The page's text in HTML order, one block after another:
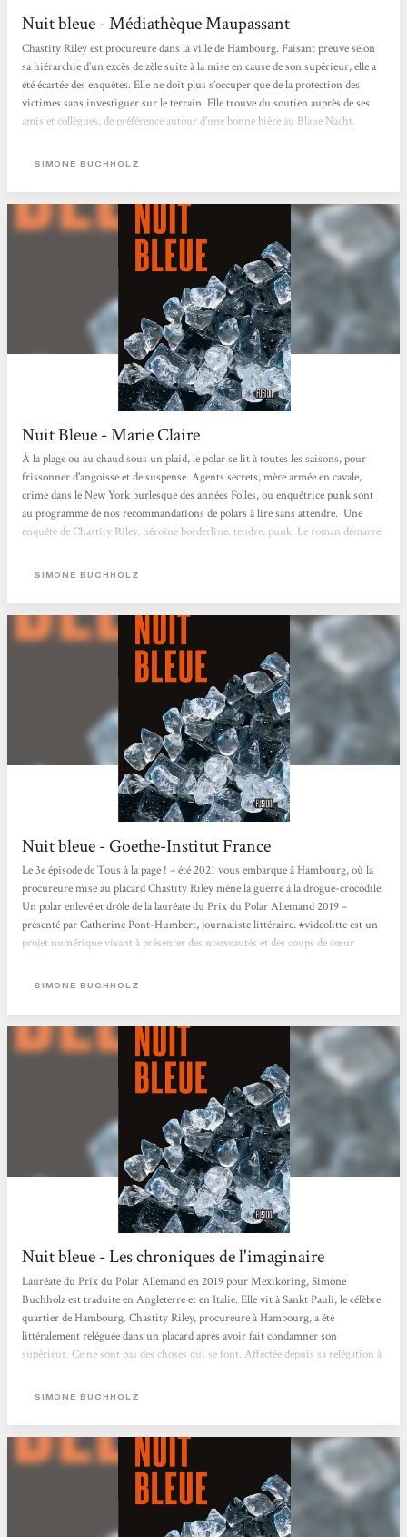
Nuit bleue - Médiathèque Maupassant
Chastity Riley est procureure dans la ville de Hambourg. Faisant preuve selon
sa hiérarchie d’un excès de zèle suite à la mise en cause de son supérieur, elle a
été écartée des enquêtes. Elle ne doit plus s’occuper que de la protection des
victimes sans investiguer sur le terrain. Elle trouve du soutien auprès de ses
amis et collègues, de préférence autour d’une bonne bière au Blaue Nacht.
coupé se présente, elle comprend rapidement qu’il ne s’agit...
SIMONE BUCHHOLZ
Nuit Bleue - Marie Claire
À la plage ou au chaud sous un plaid, le polar se lit à toutes les saisons, pour
frissonner d'angoisse et de suspense. Agents secrets, mère armée en cavale,
crime dans le New York burlesque des années Folles, ou enquêtrice punk sont
au programme de nos recommandations de polars à lire sans attendre. Une
enquête de Chastity Riley, héroïne borderline, tendre, punk. Le roman démarre
week end, n’importe quoi… une idée complètement débile…partir seule à la
SIMONE BUCHHOLZ
Nuit bleue - Goethe-Institut France
Le 3e épisode de Tous à la page ! – été 2021 vous embarque à Hambourg, où la
procureure mise au placard Chastity Riley mène la guerre á la drogue-crocodile.
Un polar enlevé et drôle de la lauréate du Prix du Polar Allemand 2019 –
présenté par Catherine Pont-Humbert, journaliste littéraire. #videolitte est un
projet numérique visant à présenter des nouveautés et des coups de cœur
nouveaux livres dans une vidéo à travers...
SIMONE BUCHHOLZ
Nuit bleue - Les chroniques de l'imaginaire
Lauréate du Prix du Polar Allemand en 2019 pour Mexikoring, Simone
Buchholz est traduite en Angleterre et en Italie. Elle vit à Sankt Pauli, le célèbre
quartier de Hambourg. Chastity Riley, procureure à Hambourg, a été
littéralement reléguée dans un placard après avoir fait condamner son
supérieur. Ce ne sont pas des choses qui se font. Affectée depuis sa relégation à
l’hôpital dans un sale état après avoir été roué de coups par...
SIMONE BUCHHOLZ